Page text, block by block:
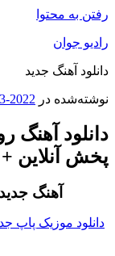
به محتوا
جوان
آهنگ جدید
در 2022-03-09
آهنگ
آنلاین +
آهنگ
دانلود موزیک پاپ